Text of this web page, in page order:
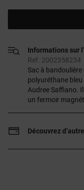
Informations sur
Ref. 2002358234
Sac à bandoulière
polyuréthane bleu
Audree Saffiano.
un fermoir
ouverte sur le
Dimensions
Découvrez